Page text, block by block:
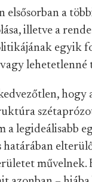
elsősorban a
illetve a
egyik
lehetetlenné
hogy
a legideálisabb
határában
művelnek.